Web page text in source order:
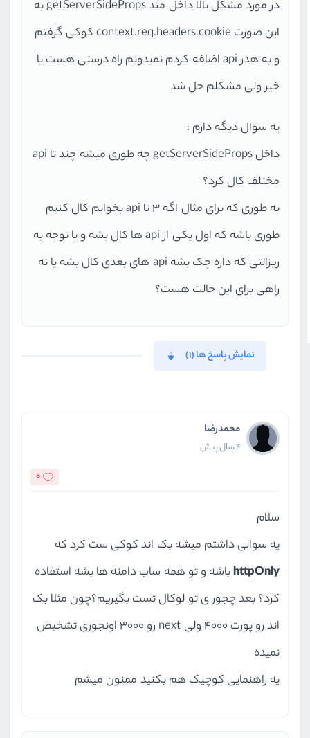
در مورد مشکل بالا داخل متد getServerSideProps به
این صورت context.req.headers.cookie کوکی گرفتم
و به هدر api اضافه کردم نمیدونم راه درستی هست یا
خیر ولی مشکلم حل شد
یه سوال دیگه دارم :
داخل getServerSideProps چه طوری میشه چند تا api
مختلف کال کرد؟
به طوری که برای مثال اگه 3 تا api بخوایم کال کنیم
طوری باشه که اول یکی از api ها کال بشه و با توجه به
ریزالتی که داره چک بشه api های بعدی کال بشه یا نه
راهی برای این حالت هست؟
نمایش پاسخ ها (1)
محمدرضا
4 سال پیش
0
سلام
یه سوالی داشتم میشه بک اند کوکی ست کرد که
httpOnlyباشه و تو همه ساب دامنه ها بشه استفاده
کرد؟ بعد چجور ی تو لوکال تست بگیریم؟چون مثلا بک
اند رو پورت ۴۰۰۰ ولی next رو ۳۰۰۰ اونجوری تشخیص
نمیده
یه راهنمایی کوچیک هم بکنید ممنون میشم